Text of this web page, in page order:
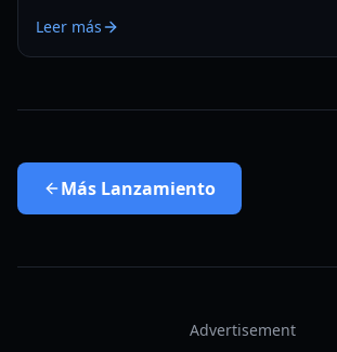
cómo acceder a esta joya perdida en 2026.
Leer más
Más Lanzamiento
Advertisement